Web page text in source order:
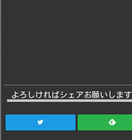
よろしければシェアお願いします